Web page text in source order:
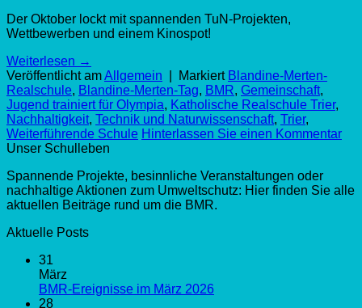
Der Oktober lockt mit spannenden TuN-Projekten,
Wettbewerben und einem Kinospot!
Weiterlesen →
Veröffentlicht amAllgemein Markiert Blandine-Merten-
Realschule, Blandine-Merten-Tag, BMR, Gemeinschaft,
Jugend trainiert für Olympia, Katholische Realschule Trier,
Nachhaltigkeit, Technik und Naturwissenschaft, Trier,
Weiterführende Schule Hinterlassen Sie einen Kommentar
Unser Schulleben
Spannende Projekte, besinnliche Veranstaltungen oder
nachhaltige Aktionen zum Umweltschutz: Hier finden Sie alle
aktuellen Beiträge rund um die BMR.
Aktuelle Posts
31
März
BMR-Ereignisse im März 2026
28